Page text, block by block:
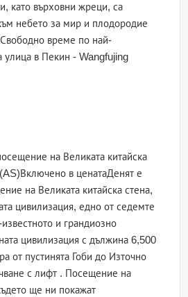
като върховни жреци, са
небето за мир и плодородие
Свободно време по най-
улица в Пекин - Wangfujing
на Великата китайска
в ценатаДенят е
на Великата китайска стена,
цивилизация, едно от седемте
и грандиозно
цивилизация с дължина 6,500
от пустинята Гоби до Източно
с лифт . Посещение на
ще ни покажат